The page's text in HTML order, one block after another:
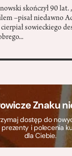
skończył 90 lat.
–pisał niedawno
sowieckiego
Znaku
dostęp do
prezenty i polecenia
dla Ciebie.